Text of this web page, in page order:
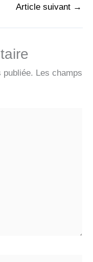
Article suivant →
publiée. Les champs